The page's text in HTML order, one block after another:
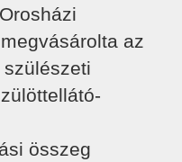
az
összeg